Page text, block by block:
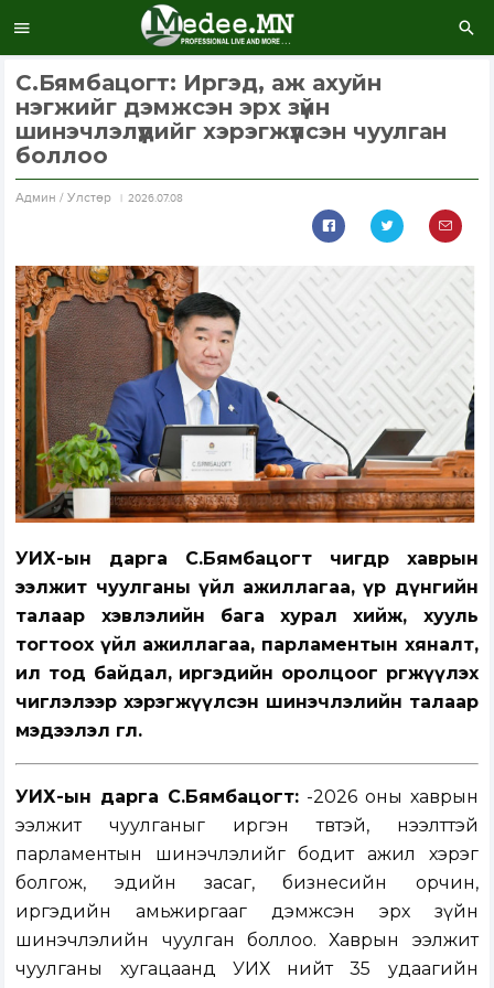
С.Бямбацогт: Иргэд, аж ахуйн
нэгжийг дэмжсэн эрх зүйн
шинэчлэлүүдийг хэрэгжүүлсэн чуулган
боллоо
Aдмин / Улстөр 2026.07.08
УИХ-ын дарга С.Бямбацогт өчигдөр хаврын
ээлжит чуулганы үйл ажиллагаа, үр дүнгийн
талаар хэвлэлийн бага хурал хийж, хууль
тогтоох үйл ажиллагаа, парламентын хяналт,
ил тод байдал, иргэдийн оролцоог өргөжүүлэх
чиглэлээр хэрэгжүүлсэн шинэчлэлийн талаар
мэдээлэл өглөө.
УИХ-ын дарга С.Бямбацогт: -2026 оны хаврын
ээлжит чуулганыг иргэн төвтэй, нээлттэй
парламентын шинэчлэлийг бодит ажил хэрэг
болгож, эдийн засаг, бизнесийн орчин,
иргэдийн амьжиргааг дэмжсэн эрх зүйн
шинэчлэлийн чуулган боллоо. Хаврын ээлжит
чуулганы хугацаанд УИХ нийт 35 удаагийн